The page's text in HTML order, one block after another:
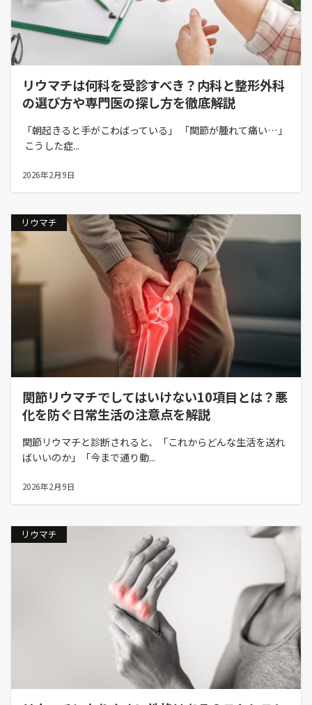
リウマチは何科を受診すべき？内科と整形外科
の選び方や専門医の探し方を徹底解説
「朝起きると手がこわばっている」 「関節が腫れて痛い…」
こうした症...
2026年2月9日
リウマチ
関節リウマチでしてはいけない10項目とは？悪
化を防ぐ日常生活の注意点を解説
関節リウマチと診断されると、「これからどんな生活を送れ
ばいいのか」「今まで通り動...
2026年2月9日
リウマチ